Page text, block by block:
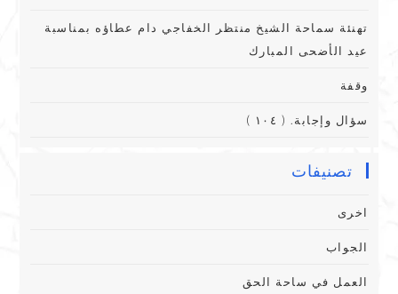
تهنئة سماحة الشيخ منتظر الخفاجي دام عطاؤه بمناسبة
عيد الأضحى المبارك
وقفة
سؤال وإجابة. ( ١٠٤ )
تصنيفات
اخرى
الجواب
العمل في ساحة الحق